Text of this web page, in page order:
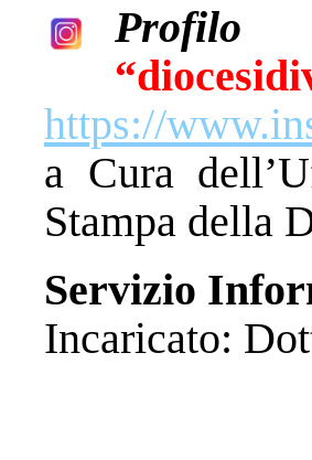
https://
a Cura
Stampa della
Servizio
Incaricato: